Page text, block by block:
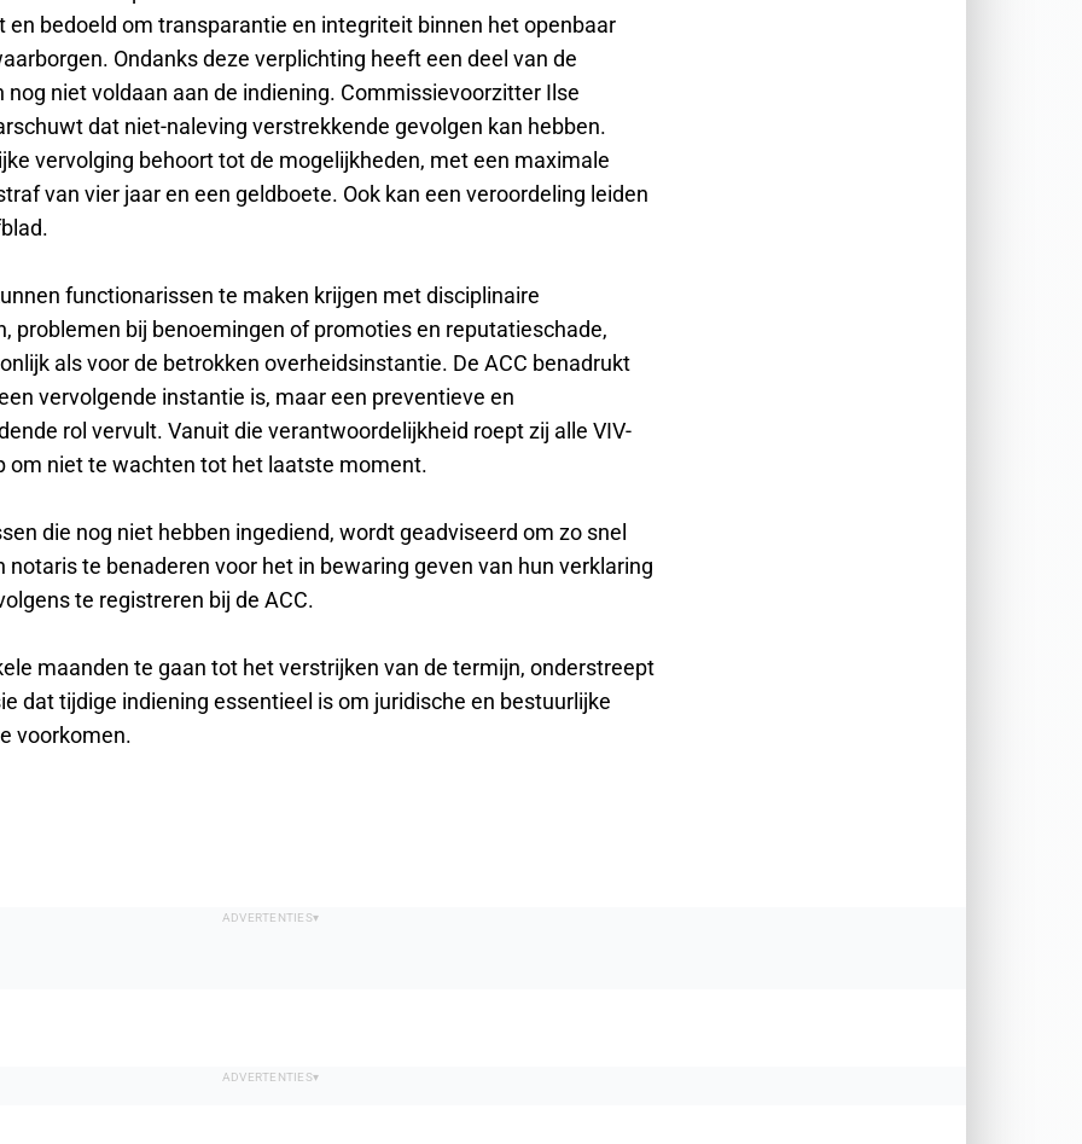
en bedoeld om transparantie en integriteit binnen het openbaar
Ondanks deze verplichting heeft een deel van de
nog niet voldaan aan de indiening. Commissievoorzitter Ilse
dat niet-naleving verstrekkende gevolgen kan hebben.
vervolging behoort tot de mogelijkheden, met een maximale
van vier jaar en een geldboete. Ook kan een veroordeling leiden
functionarissen te maken krijgen met disciplinaire
problemen bij benoemingen of promoties en reputatieschade,
als voor de betrokken overheidsinstantie. De ACC benadrukt
vervolgende instantie is, maar een preventieve en
rol vervult. Vanuit die verantwoordelijkheid roept zij alle VIV-
om niet te wachten tot het laatste moment.
die nog niet hebben ingediend, wordt geadviseerd om zo snel
notaris te benaderen voor het in bewaring geven van hun verklaring
te registreren bij de ACC.
maanden te gaan tot het verstrijken van de termijn, onderstreept
dat tijdige indiening essentieel is om juridische en bestuurlijke
voorkomen.